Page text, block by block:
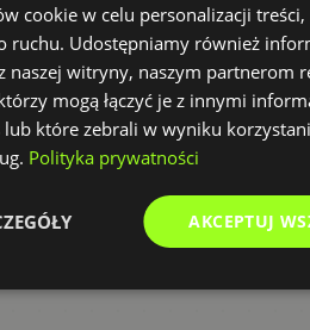
HR ma dostęp do
menedżerowie widzą
pracowników. Sam
dostęp jedynie do
Dział HR
odbywa
Excela
cookie w celu personalizacji
ruchu. Udostępniamy również
naszej witryny, naszym partnerom
mogą łączyć je z innymi
lub które zebrali w wyniku
Polityka prywatności
AKCEPTUJ